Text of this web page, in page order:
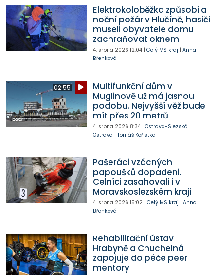
Elektrokoloběžka způsobila
noční požár v Hlučíně, hasiči
museli obyvatele domu
zachraňovat oknem
4. srpna 2026 12:04| Celý MS kraj | Anna
Břenková
02:55
Multifunkční dům v
Muglinově už má jasnou
podobu. Nejvyšší věž bude
mít přes 20 metrů
4. srpna 2026 8:34| Ostrava-Slezská
Ostrava | Tomáš Kořistka
Pašeráci vzácných
papoušků dopadeni.
Celníci zasahovali i v
Moravskoslezském kraji
4. srpna 2026 15:02| Celý MS kraj | Anna
Břenková
Rehabilitační ústav
Hrabyně a Chuchelná
zapojuje do péče peer
mentory